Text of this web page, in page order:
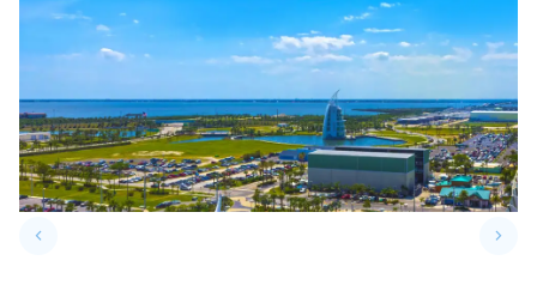
keyboard_arrow_leftPrevious slide keyboard_arrow_right